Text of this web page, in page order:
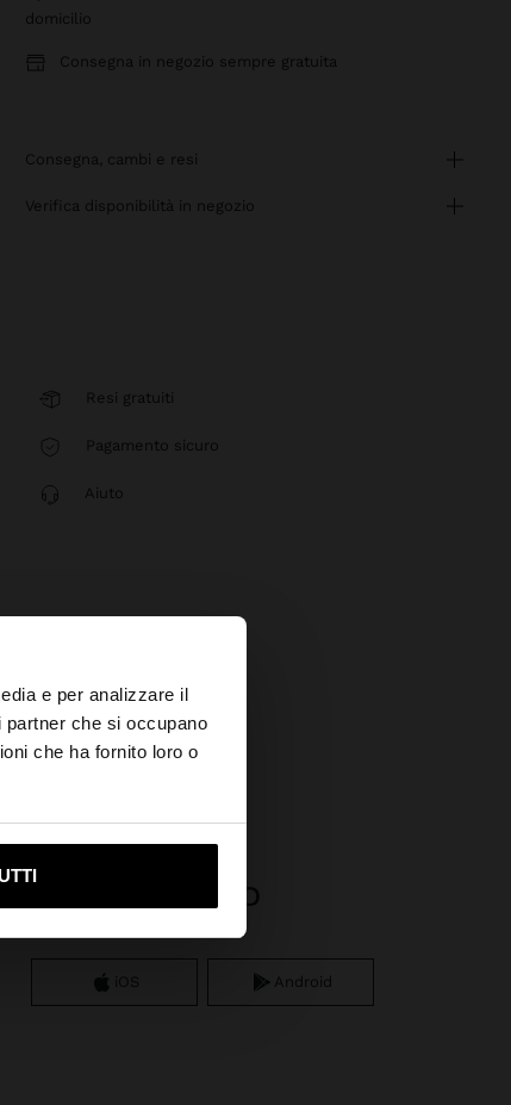
e per analizzare il
che si occupano
che ha fornito loro o
×
United States
domicilio
Consegna in negozio sempre gratuita
consegna, cambi e resi
verifica disponibilità in negozio
Resi gratuiti
Pagamento sicuro
Aiuto
APP DOWNLOAD
iOS Android